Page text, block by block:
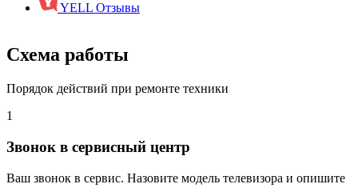
YELL Отзывы
Схема работы
Порядок действий при ремонте техники
1
Звонок в сервисный центр
Ваш звонок в сервис. Назовите модель телевизора и опишите